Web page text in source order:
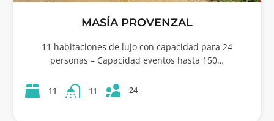
MASÍA PROVENZAL
11 habitaciones de lujo con capacidad para 24
personas – Capacidad eventos hasta 150…
11 11 24